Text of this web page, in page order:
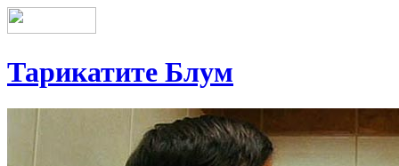
Тарикатите Блум